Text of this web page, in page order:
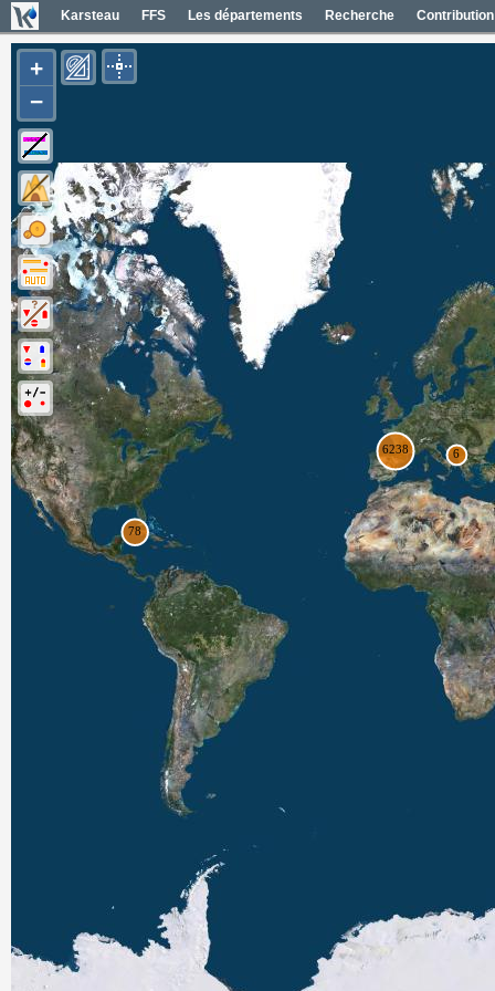
Karsteau FFS Les départements Recherche Contribution
+
−
Carte Géol 1/50000 France
Cartes IGN France
Photos aériennes France
Mapas geol 1/50000 España
Mapas IGN España
Fotos aéreas España
Photos aériennes ESRI
Carte OpenTopoMap